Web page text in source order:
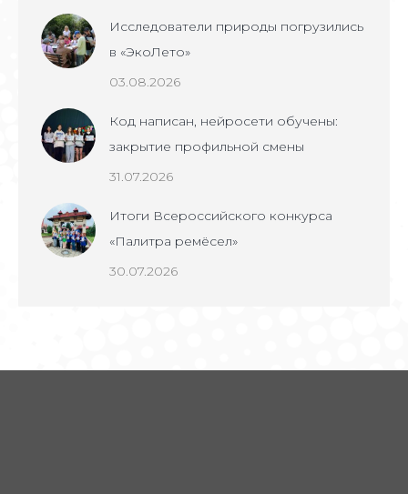
Исследователи природы погрузились
в «ЭкоЛето»
03.08.2026
Код написан, нейросети обучены:
закрытие профильной смены
31.07.2026
Итоги Всероссийского конкурса
«Палитра ремёсел»
30.07.2026